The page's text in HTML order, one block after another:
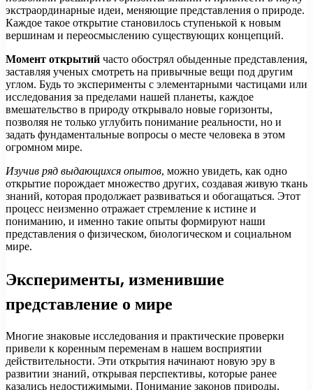
экстраординарные идеи, меняющие представления о природе.
Каждое такое открытие становилось ступенькой к новым
вершинам и переосмыслению существующих концепций.
Момент открытий часто обострял обыденные представления,
заставляя ученых смотреть на привычные вещи под другим
углом. Будь то эксперименты с элементарными частицами или
исследования за пределами нашей планеты, каждое
вмешательство в природу открывало новые горизонты,
позволяя не только углубить понимание реальности, но и
задать фундаментальные вопросы о месте человека в этом
огромном мире.
Изучив ряд выдающихся опытов, можно увидеть, как одно
открытие порождает множество других, создавая живую ткань
знаний, которая продолжает развиваться и обогащаться. Этот
процесс неизменно отражает стремление к истине и
пониманию, и именно такие опыты формируют наши
представления о физическом, биологическом и социальном
мире.
Эксперименты, изменившие
представление о мире
Многие знаковые исследования и практические проверки
привели к коренным переменам в нашем восприятии
действительности. Эти открытия начинают новую эру в
развитии знаний, открывая перспективы, которые ранее
казались недостижимыми. Понимание законов природы,